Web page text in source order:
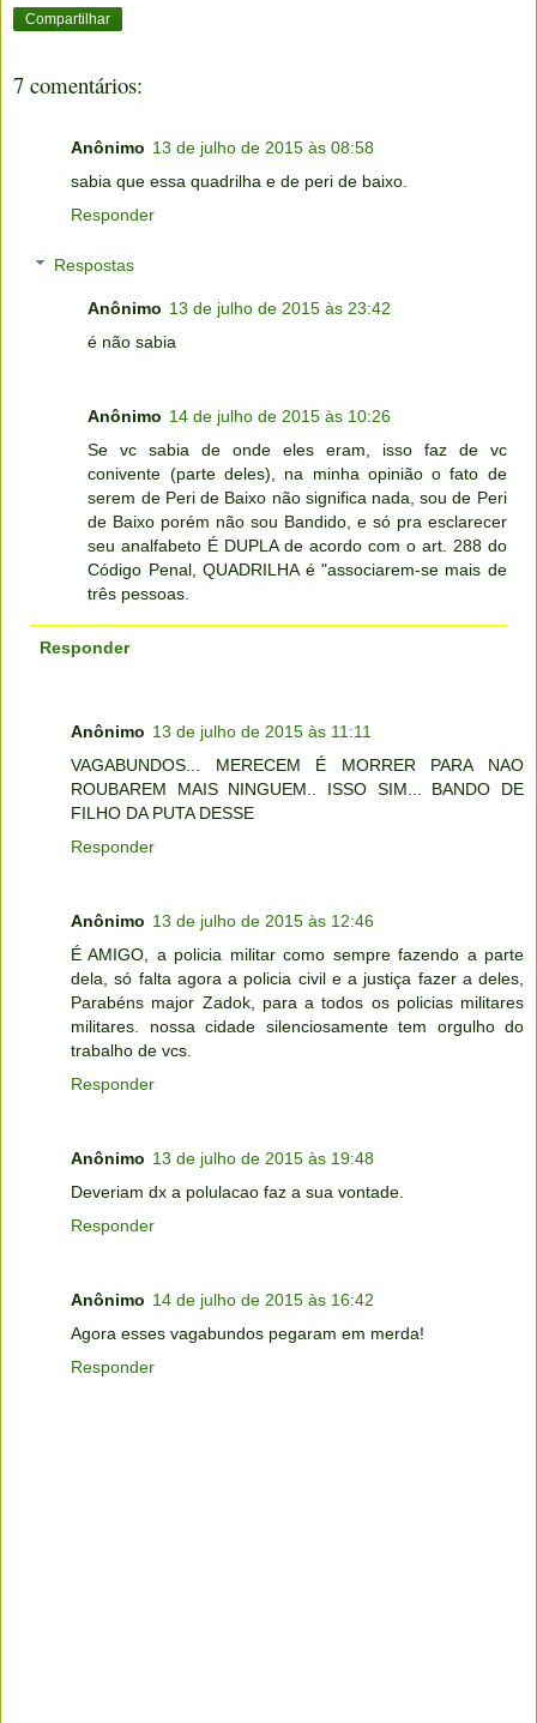
Compartilhar
7 comentários:
Anônimo 13 de julho de 2015 às 08:58
sabia que essa quadrilha e de peri de baixo.
Responder
Respostas
Anônimo 13 de julho de 2015 às 23:42
é não sabia
Anônimo 14 de julho de 2015 às 10:26
Se vc sabia de onde eles eram, isso faz de vc
conivente (parte deles), na minha opinião o fato de
serem de Peri de Baixo não significa nada, sou de Peri
de Baixo porém não sou Bandido, e só pra esclarecer
seu analfabeto É DUPLA de acordo com o art. 288 do
Código Penal, QUADRILHA é "associarem-se mais de
três pessoas.
Responder
Anônimo 13 de julho de 2015 às 11:11
VAGABUNDOS... MERECEM É MORRER PARA NAO
ROUBAREM MAIS NINGUEM.. ISSO SIM... BANDO DE
FILHO DA PUTA DESSE
Responder
Anônimo 13 de julho de 2015 às 12:46
É AMIGO, a policia militar como sempre fazendo a parte
dela, só falta agora a policia civil e a justiça fazer a deles,
Parabéns major Zadok, para a todos os policias militares
militares. nossa cidade silenciosamente tem orgulho do
trabalho de vcs.
Responder
Anônimo 13 de julho de 2015 às 19:48
Deveriam dx a polulacao faz a sua vontade.
Responder
Anônimo 14 de julho de 2015 às 16:42
Agora esses vagabundos pegaram em merda!
Responder